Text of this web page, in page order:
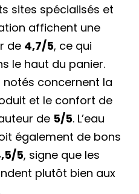
sites spécialisés et
affichent une
de 4,7/5, ce qui
le haut du panier.
notés concernent la
et le confort de
de 5/5. L’eau
également de bons
5, signe que les
plutôt bien aux